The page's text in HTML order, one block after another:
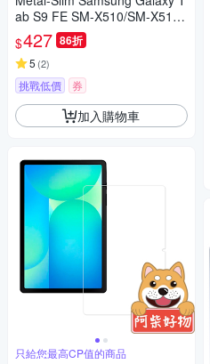
ab S9 FE SM-X510/SM-X516
9H弧邊耐磨防指紋鋼化玻璃保
護貼
$427 86折
5 (2)
挑戰低價 券
加入購物車
只給您最高CP值的商品